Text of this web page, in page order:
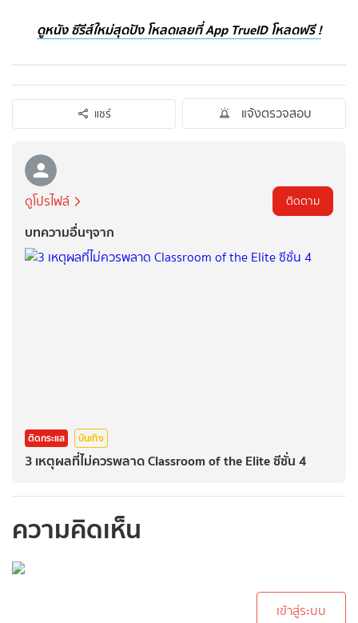
ดูหนัง ซีรีส์ใหม่สุดปัง โหลดเลยที่ App TrueID โหลดฟรี !
แชร์ แจ้งตรวจสอบ
ดูโปรไฟล์ ติดตาม
บทความอื่นๆจาก
ติดกระแส บันเทิง
3 เหตุผลที่ไม่ควรพลาด Classroom of the Elite ซีซั่น 4
ความคิดเห็น
เข้าสู่ระบบ